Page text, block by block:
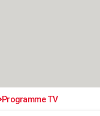
Programme TV